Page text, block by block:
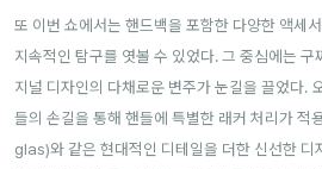
또 이번 쇼에서는 핸드백을 포함한 다양한 액세
지속적인 탐구를 엿볼 수 있었다. 그 중심에는
지널 디자인의 다채로운 변주가 눈길을 끌었다.
들의 손길을 통해 핸들에 특별한 래커 처리가 적
glas)와 같은 현대적인 디테일을 더한 신선한 디